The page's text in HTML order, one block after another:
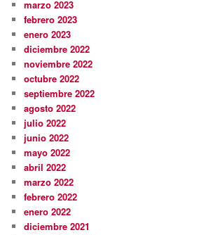
marzo 2023
febrero 2023
enero 2023
diciembre 2022
noviembre 2022
octubre 2022
septiembre 2022
agosto 2022
julio 2022
junio 2022
mayo 2022
abril 2022
marzo 2022
febrero 2022
enero 2022
diciembre 2021